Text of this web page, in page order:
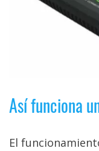
Así funciona
El